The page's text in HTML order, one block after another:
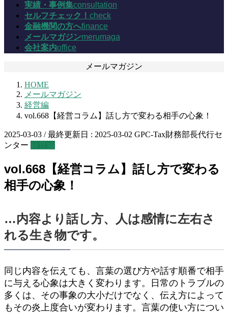
実績・事例集consultation
セルフチェック！ check
金融機関の方へfinance
メールマガジンmerumaga
会社案内office
メールマガジン
HOME
メールマガジン
経営編
vol.668【経営コラム】話し方で変わる相手の心象！
2025-03-03 / 最終更新日 : 2025-03-02 GPC-Tax財務部長代行セ
ンター 経営編
vol.668【経営コラム】話し方で変わる
相手の心象！
…内容より話し方、人は感情に左右さ
れる生き物です。
同じ内容を伝えても、言葉の選び方や話す順番で相手
に与える心象は大きく変わります。日常のトラブルの
多くは、その事象の大小だけでなく、伝え方によって
もその炎上度合いが変わります。言葉の使い方につい